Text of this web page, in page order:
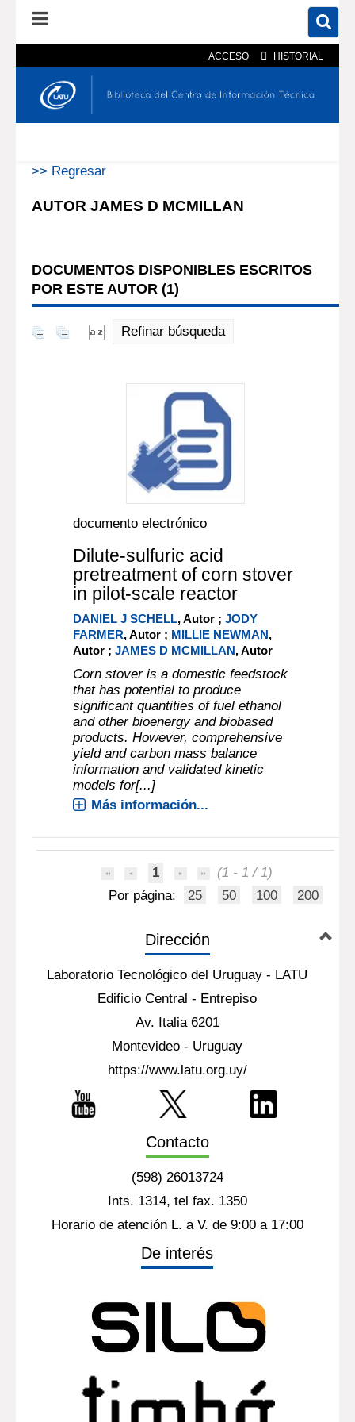
ACCESO HISTORIAL
En el catálogo En el sitio
>> Regresar
AUTOR JAMES D MCMILLAN
DOCUMENTOS DISPONIBLES ESCRITOS
POR ESTE AUTOR (1)
Refinar búsqueda
documento electrónico
Dilute-sulfuric acid
pretreatment of corn stover
in pilot-scale reactor
DANIEL J SCHELL, Autor ;JODY
FARMER, Autor ; MILLIE NEWMAN,
Autor ;JAMES D MCMILLAN, Autor
Corn stover is a domestic feedstock
that has potential to produce
significant quantities of fuel ethanol
and other bioenergy and biobased
products. However, comprehensive
yield and carbon mass balance
information and validated kinetic
models for[...]
Más información...
1
(1 - 1 / 1)
Por página:
25 50 100 200
Dirección
Laboratorio Tecnológico del Uruguay - LATU
Edificio Central - Entrepiso
Av. Italia 6201
Montevideo - Uruguay
https://www.latu.org.uy/
Contacto
(598) 26013724
Ints. 1314, tel fax. 1350
Horario de atención L. a V. de 9:00 a 17:00
De interés